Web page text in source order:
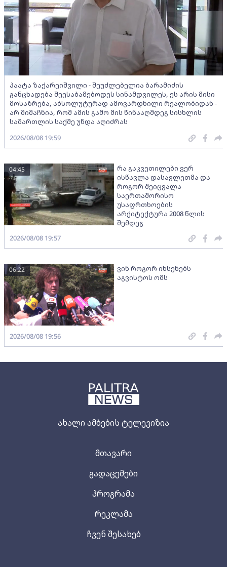
ახალი ამბების ტელევიზია
მთავარი
გადაცემები
პროგრამა
რეკლამა
ჩვენ შესახებ
პაატა ზაქარეიშვილი - შეუძლებელია ბარამიძის
განცხადება შეესაბამებოდეს სინამდვილეს, ეს არის მისი
მოსაზრება, აბსოლუტურად ამოვარდნილი რეალობიდან -
არ მიმაჩნია, რომ ამის გამო მის წინააღმდეგ სისხლის
სამართლის საქმე უნდა აღიძრას
2026/08/08 19:59
რა გაკვეთილები ვერ
ისწავლა დასავლეთმა და
როგორ შეიცვალა
საერთაშორისო
უსაფრთხოების
არქიტექტურა 2008 წლის
შემდეგ
04:45
2026/08/08 19:57
ვინ როგორ იხსენებს
აგვისტოს ომს
06:22
2026/08/08 19:56